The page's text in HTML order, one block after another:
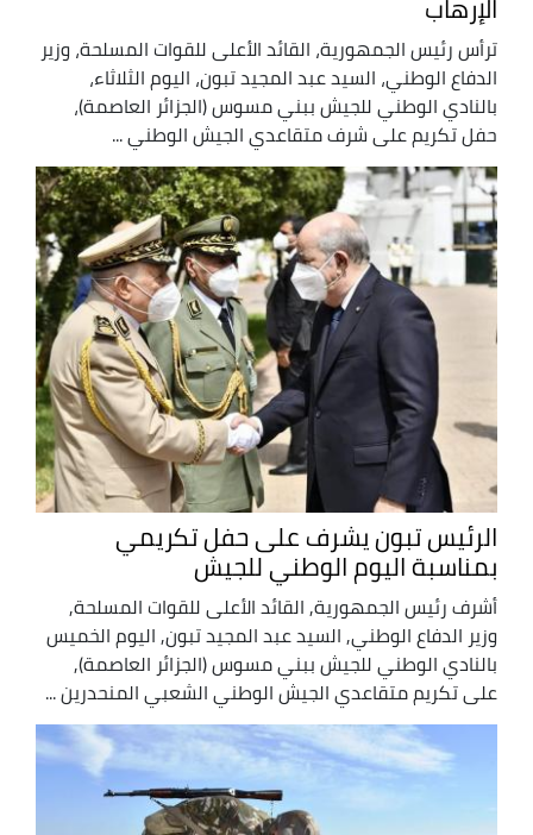
الإرهاب
ترأس رئيس الجمهورية، القائد الأعلى للقوات المسلحة، وزير
الدفاع الوطني، السيد عبد المجيد تبون، اليوم الثلاثاء،
بالنادي الوطني للجيش ببني مسوس (الجزائر العاصمة)،
حفل تكريم على شرف متقاعدي الجيش الوطني ...
الرئيس تبون يشرف على حفل تكريمي
بمناسبة اليوم الوطني للجيش
أشرف رئيس الجمهورية, القائد الأعلى للقوات المسلحة,
وزير الدفاع الوطني, السيد عبد المجيد تبون, اليوم الخميس
بالنادي الوطني للجيش ببني مسوس (الجزائر العاصمة),
على تكريم متقاعدي الجيش الوطني الشعبي المنحدرين ...